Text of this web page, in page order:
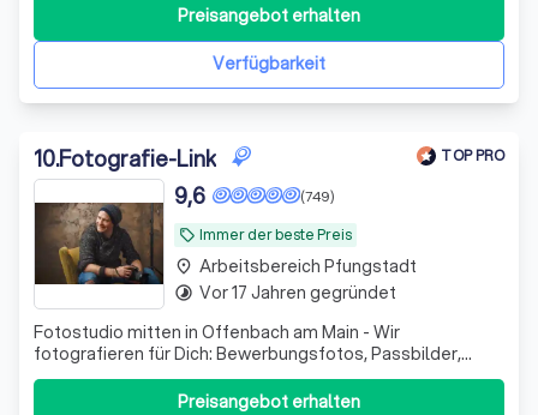
Videoredakteur auf mich gefallen ist. Ich bin ein
leidenschaftlicher "Story Teller" mit mehr als 8 Jahren
Erfahrung in Hochzeitsfoto- und Videografie i
Verfügbarkeit
Preisangebot erhalten
10.Fotografie-Link TOP PRO
local_offer Immer der beste Preis
(749)
9,6
Fotostudio mitten in Offenbach am Main - Wir
fotografieren für Dich: Bewerbungsfotos, Passbilder,
Familienaufnahmen, Schwangerschaftsbilder, begleiten
Hochzeiten, Businessportraits und viel mehr.
Preisangebot erhalten
place Arbeitsbereich Pfungstadt
timelapse Vor 17 Jahren gegründet